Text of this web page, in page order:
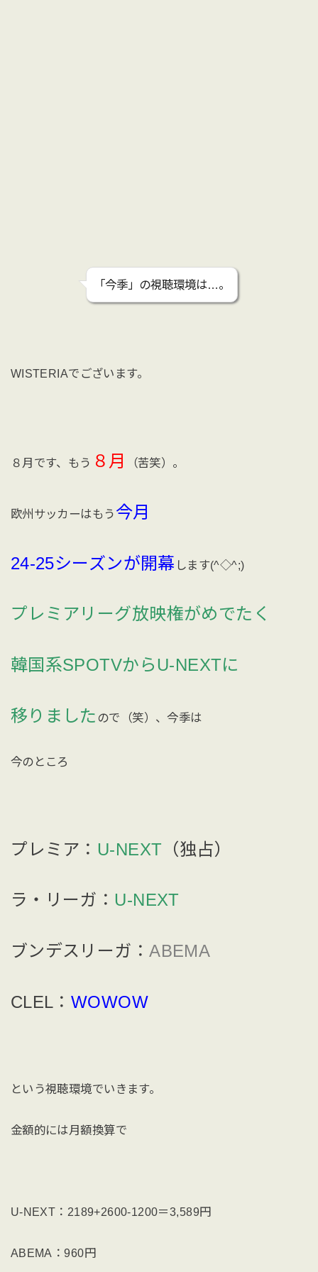
「今季」の視聴環境は…。
WISTERIAでございます。
８月です、もう ８月 （苦笑）。
欧州サッカーはもう 今月
24-25シーズンが開幕 します(^◇^;)
プレミアリーグ放映権がめでたく
韓国系SPOTVからU-NEXTに
移りました ので（笑）、今季は
今のところ
プレミア： U-NEXT （独占）
ラ・リーガ： U-NEXT
ブンデスリーガ：ABEMA
CLEL： WOWOW
という視聴環境でいきます。
金額的には月額換算で
U-NEXT：2189+2600-1200＝3,589円
ABEMA：960円